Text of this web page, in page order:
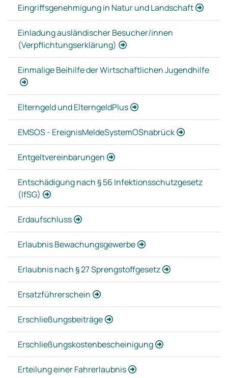
Eingriffsgenehmigung in Natur und Landschaft
Einladung ausländischer Besucher/innen
(Verpflichtungserklärung)
Einmalige Beihilfe der Wirtschaftlichen Jugendhilfe
Elterngeld und ElterngeldPlus
EMSOS - EreignisMeldeSystemOSnabrück
Entgeltvereinbarungen
Entschädigung nach § 56 Infektionsschutzgesetz
(IfSG)
Erdaufschluss
Erlaubnis Bewachungsgewerbe
Erlaubnis nach § 27 Sprengstoffgesetz
Ersatzführerschein
Erschließungsbeiträge
Erschließungskostenbescheinigung
Erteilung einer Fahrerlaubnis